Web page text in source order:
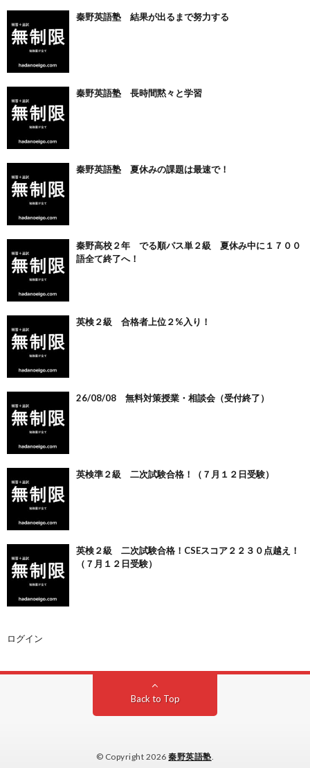
秦野英語塾 結果が出るまで努力する
秦野英語塾 長時間黙々と学習
秦野英語塾 夏休みの課題は最速で！
秦野高校２年 でる順パス単２級 夏休み中に１７００
語全て終了へ！
英検２級 合格者上位２%入り！
26/08/08 無料対策授業・相談会（受付終了）
英検準２級 二次試験合格！（７月１２日受験）
英検２級 二次試験合格！CSEスコア２２３０点越え！
（７月１２日受験）
ログイン
Back to Top
© Copyright 2026秦野英語塾.